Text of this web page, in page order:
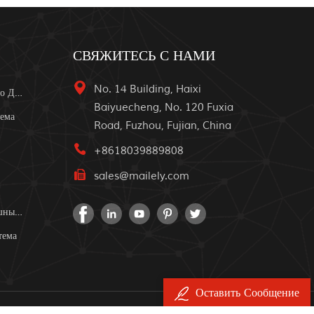
Воздушный Компрессор Высокого Давления
Дизельный Портативный Воздушный Компрессор
СВЯЖИТЕСЬ С НАМИ
No. 14 Building, Haixi
Baiyuecheng, No. 120 Fuxia
Road, Fuzhou, Fujian, China
+8618039889808
sales@mailely.com
Оставить Сообщение